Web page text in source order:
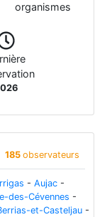
organismes
185 observateurs
- Aujac -
des-Cévennes -
et-Casteljau -